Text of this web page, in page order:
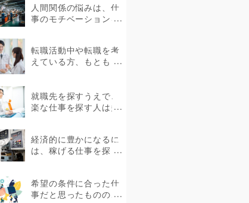
人間関係の悩みは、仕
事のモチベーションを
て体...
転職活動中や転職を考
えている方、もともと
も製造...
就職先を探すうえで、
楽な仕事を探す人は多
い環境で...
経済的に豊かになるに
は、稼げる仕事を探し
な仕事が...
希望の条件に合った仕
事だと思ったものの、